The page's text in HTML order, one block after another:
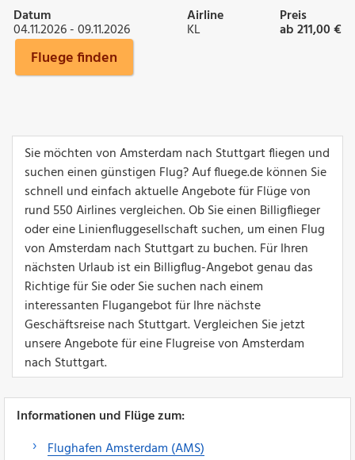
Datum
04.11.2026 - 09.11.2026
Airline
KL
Preis
ab 211,00 €
Fluege finden
Sie möchten von Amsterdam nach Stuttgart fliegen und
suchen einen günstigen Flug? Auf fluege.de können Sie
schnell und einfach aktuelle Angebote für Flüge von
rund 550 Airlines vergleichen. Ob Sie einen Billigflieger
oder eine Linienfluggesellschaft suchen, um einen Flug
von Amsterdam nach Stuttgart zu buchen. Für Ihren
nächsten Urlaub ist ein Billigflug-Angebot genau das
Richtige für Sie oder Sie suchen nach einem
interessanten Flugangebot für Ihre nächste
Geschäftsreise nach Stuttgart. Vergleichen Sie jetzt
unsere Angebote für eine Flugreise von Amsterdam
nach Stuttgart.
Informationen und Flüge zum:
Flughafen Amsterdam (AMS)